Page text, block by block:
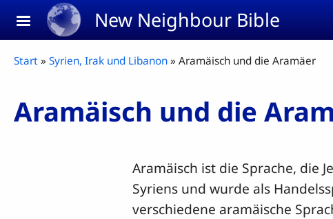
Skip to main contentNew Neighbour Bible
Breadcrumb
Start Syrien, Irak und Libanon Aramäisch und die Aramäer
Aramäisch und die
Aramäisch ist die Sprache, die
Syriens und wurde als
verschiedene aramäische